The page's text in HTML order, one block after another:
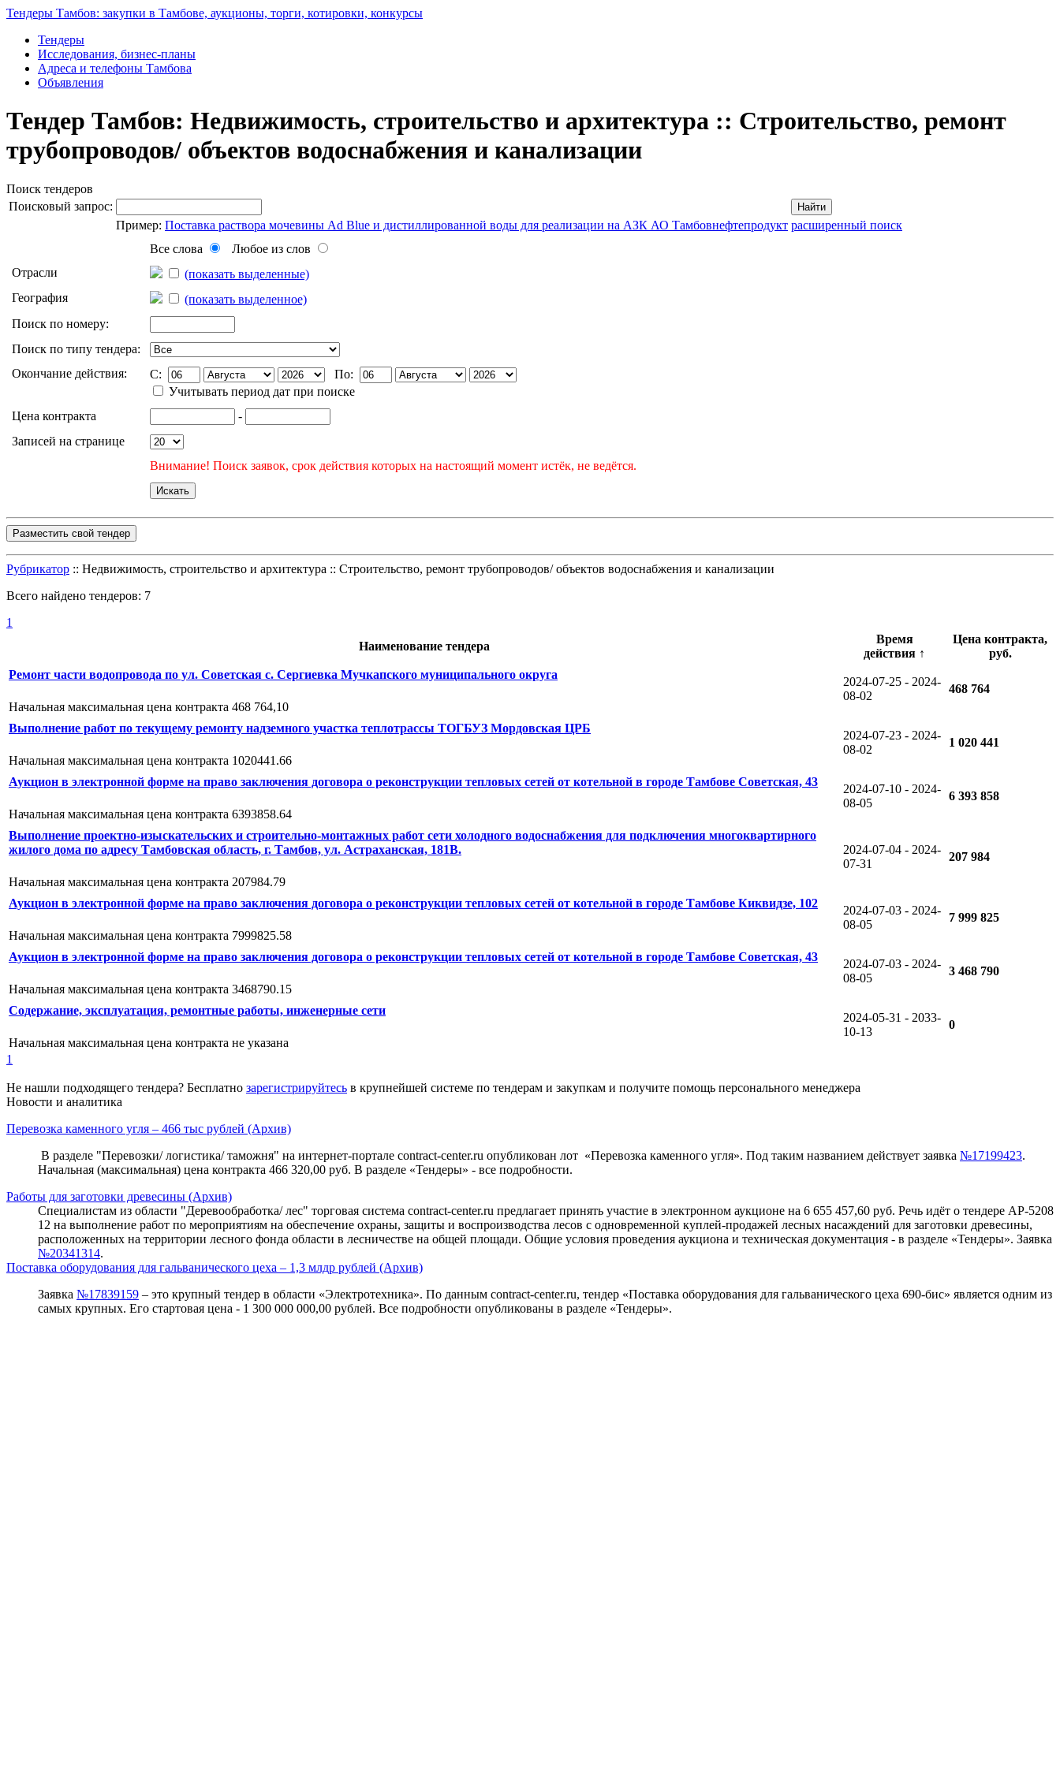
Тендеры Тамбов: закупки в Тамбове, аукционы, торги, котировки, конкурсы
Тендеры
Исследования, бизнес-планы
Адреса и телефоны Тамбова
Объявления
Тендер Тамбов: Недвижимость, строительство и архитектура :: Строительство, ремонт
трубопроводов/ объектов водоснабжения и канализации
Поиск тендеров
Поисковый запрос:
Найти
Пример: Поставка раствора мочевины Ad Blue и дистиллированной воды для реализации на АЗК АО Тамбовнефтепродукт расширенный поиск
Все слова
Любое из слов
Отрасли
(показать выделенные)
География
(показать выделенное)
Поиск по номеру:
Поиск по типу тендера:
Окончание действия:
C:
По:
Учитывать период дат при поиске
Цена контракта
-
Записей на странице
Внимание! Поиск заявок, срок действия которых на настоящий момент истёк, не ведётся.
Разместить свой тендер
Рубрикатор :: Недвижимость, строительство и архитектура :: Строительство, ремонт трубопроводов/ объектов водоснабжения и канализации
Всего найдено тендеров: 7
1
Наименование тендера
Время
действия ↑
Цена контракта,
руб.
Ремонт части водопровода по ул. Советская с. Сергиевка Мучкапского муниципального округа
Начальная максимальная цена контракта 468 764,10
2024-07-25 - 2024-
08-02
468 764
Выполнение работ по текущему ремонту надземного участка теплотрассы ТОГБУЗ Мордовская ЦРБ
Начальная максимальная цена контракта 1020441.66
2024-07-23 - 2024-
08-02
1 020 441
Аукцион в электронной форме на право заключения договора о реконструкции тепловых сетей от котельной в городе Тамбове Советская, 43
Начальная максимальная цена контракта 6393858.64
2024-07-10 - 2024-
08-05
6 393 858
Выполнение проектно-изыскательских и строительно-монтажных работ сети холодного водоснабжения для подключения многоквартирного
жилого дома по адресу Тамбовская область, г. Тамбов, ул. Астраханская, 181В.
Начальная максимальная цена контракта 207984.79
2024-07-04 - 2024-
07-31
207 984
Аукцион в электронной форме на право заключения договора о реконструкции тепловых сетей от котельной в городе Тамбове Киквидзе, 102
Начальная максимальная цена контракта 7999825.58
2024-07-03 - 2024-
08-05
7 999 825
Аукцион в электронной форме на право заключения договора о реконструкции тепловых сетей от котельной в городе Тамбове Советская, 43
Начальная максимальная цена контракта 3468790.15
2024-07-03 - 2024-
08-05
3 468 790
Содержание, эксплуатация, ремонтные работы, инженерные сети
Начальная максимальная цена контракта не указана
2024-05-31 - 2033-
10-13
0
1
Не нашли подходящего тендера? Бесплатно зарегистрируйтесь в крупнейшей системе по тендерам и закупкам и получите помощь персонального менеджера
Новости и аналитика
Перевозка каменного угля – 466 тыс рублей (Архив)
В разделе "Перевозки/ логистика/ таможня" на интернет-портале contract-center.ru опубликован лот «Перевозка каменного угля». Под таким названием действует заявка №17199423.
Начальная (максимальная) цена контракта 466 320,00 руб. В разделе «Тендеры» - все подробности.
Работы для заготовки древесины (Архив)
Специалистам из области "Деревообработка/ лес" торговая система contract-center.ru предлагает принять участие в электронном аукционе на 6 655 457,60 руб. Речь идёт о тендере АР-5208
12 на выполнение работ по мероприятиям на обеспечение охраны, защиты и воспроизводства лесов с одновременной куплей-продажей лесных насаждений для заготовки древесины,
расположенных на территории лесного фонда области в лесничестве на общей площади. Общие условия проведения аукциона и техническая документация - в разделе «Тендеры». Заявка
№20341314.
Поставка оборудования для гальванического цеха – 1,3 млдр рублей (Архив)
Заявка №17839159 – это крупный тендер в области «Электротехника». По данным contract-center.ru, тендер «Поставка оборудования для гальванического цеха 690-бис» является одним из
самых крупных. Его стартовая цена - 1 300 000 000,00 рублей. Все подробности опубликованы в разделе «Тендеры».